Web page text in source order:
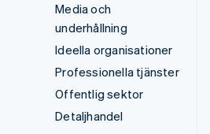
Media och
underhållning
Ideella organisationer
Professionella tjänster
Offentlig sektor
Detaljhandel